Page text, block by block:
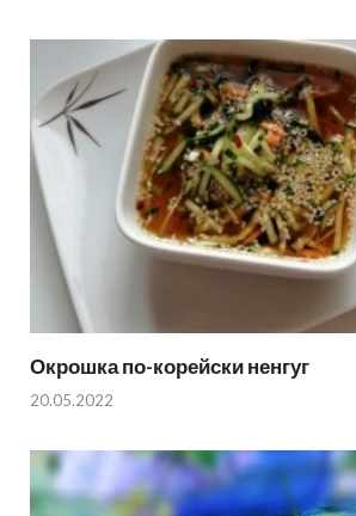
Окрошка по-корейски ненгуг
20.05.2022